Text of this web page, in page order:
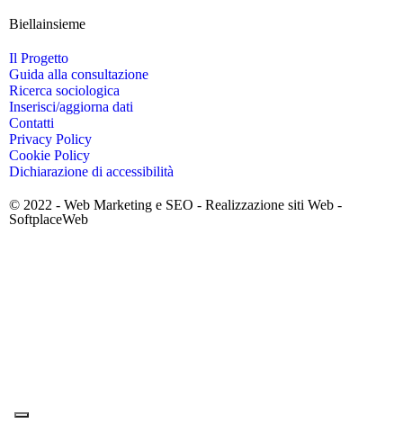
Biellainsieme
Il Progetto
Guida alla consultazione
Ricerca sociologica
Inserisci/aggiorna dati
Contatti
Privacy Policy
Cookie Policy
Dichiarazione di accessibilità
© 2022 - Web Marketing e SEO - Realizzazione siti Web -
SoftplaceWeb